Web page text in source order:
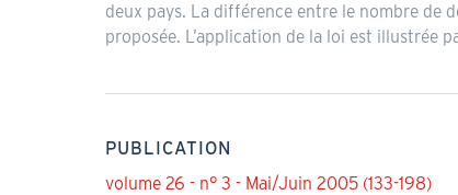
deux pays. La différence entre le nombre de
proposée. L’application de la loi est illustrée
PUBLICATION
volume 26 - n° 3 - Mai/Juin 2005 (133-198)